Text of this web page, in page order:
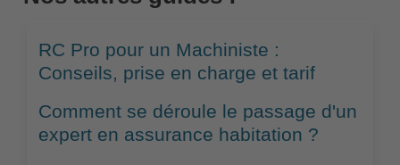
RC Pro pour un Machiniste :
Conseils, prise en charge et tarif
Comment se déroule le passage d'un
expert en assurance habitation ?